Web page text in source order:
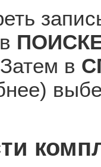
в
в